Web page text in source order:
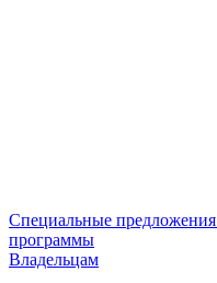
Специальные предложения
программы
Владельцам